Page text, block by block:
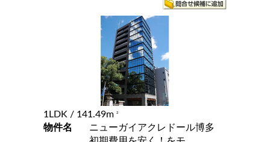
1LDK / 141.49m 2
物件名
ニューガイアクレドール博多